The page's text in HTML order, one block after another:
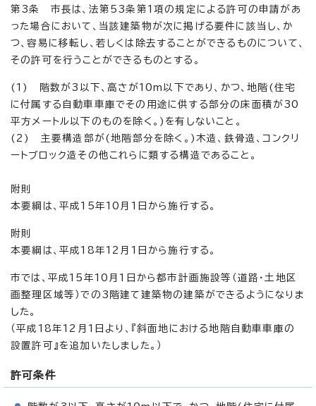
第3条 市長は、法第53条第1項の規定による許可の申請があ
った場合において、当該建築物が次に掲げる要件に該当し、か
つ、容易に移転し、若しくは除去することができるものについて、
その許可を行うことができるものとする。
(1) 階数が3以下、高さが10m以下であり、かつ、地階(住宅
に付属する自動車車庫でその用途に供する部分の床面積が30
平方メートル以下のものを除く。)を有しないこと。
(2) 主要構造部が(地階部分を除く。)木造、鉄骨造、コンクリ
ートブロック造その他これらに類する構造であること。
附則
本要綱は、平成15年10月1日から施行する。
附則
本要綱は、平成18年12月1日から施行する。
市では、平成15年10月1日から都市計画施設等（道路・土地区
画整理区域等）での3階建て建築物の建築ができるようになりま
した。
（平成18年12月1日より、『斜面地における地階自動車車庫の
設置許可』を追加いたしました。）
許可条件